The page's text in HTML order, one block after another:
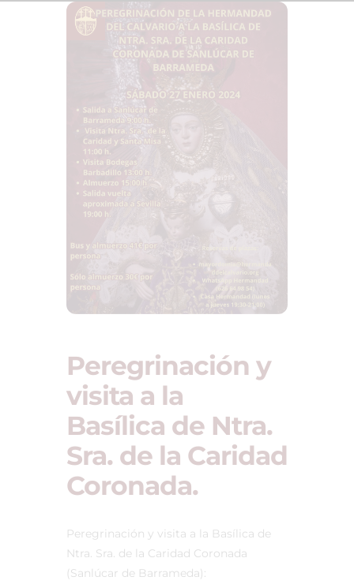
Peregrinación y
visita a la
Basílica de Ntra.
Sra. de la Caridad
Coronada.
Peregrinación y visita a la Basílica de
Ntra. Sra. de la Caridad Coronada
(Sanlúcar de Barrameda):